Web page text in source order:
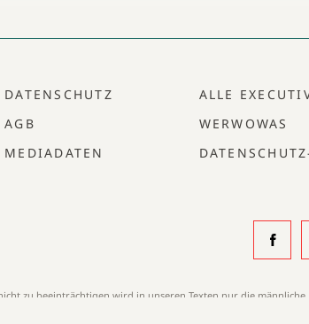
DATENSCHUTZ
AGB
MEDIADATEN
ALLE
WERWOWAS
zu beeinträchtigen wird in unseren Texten nur die